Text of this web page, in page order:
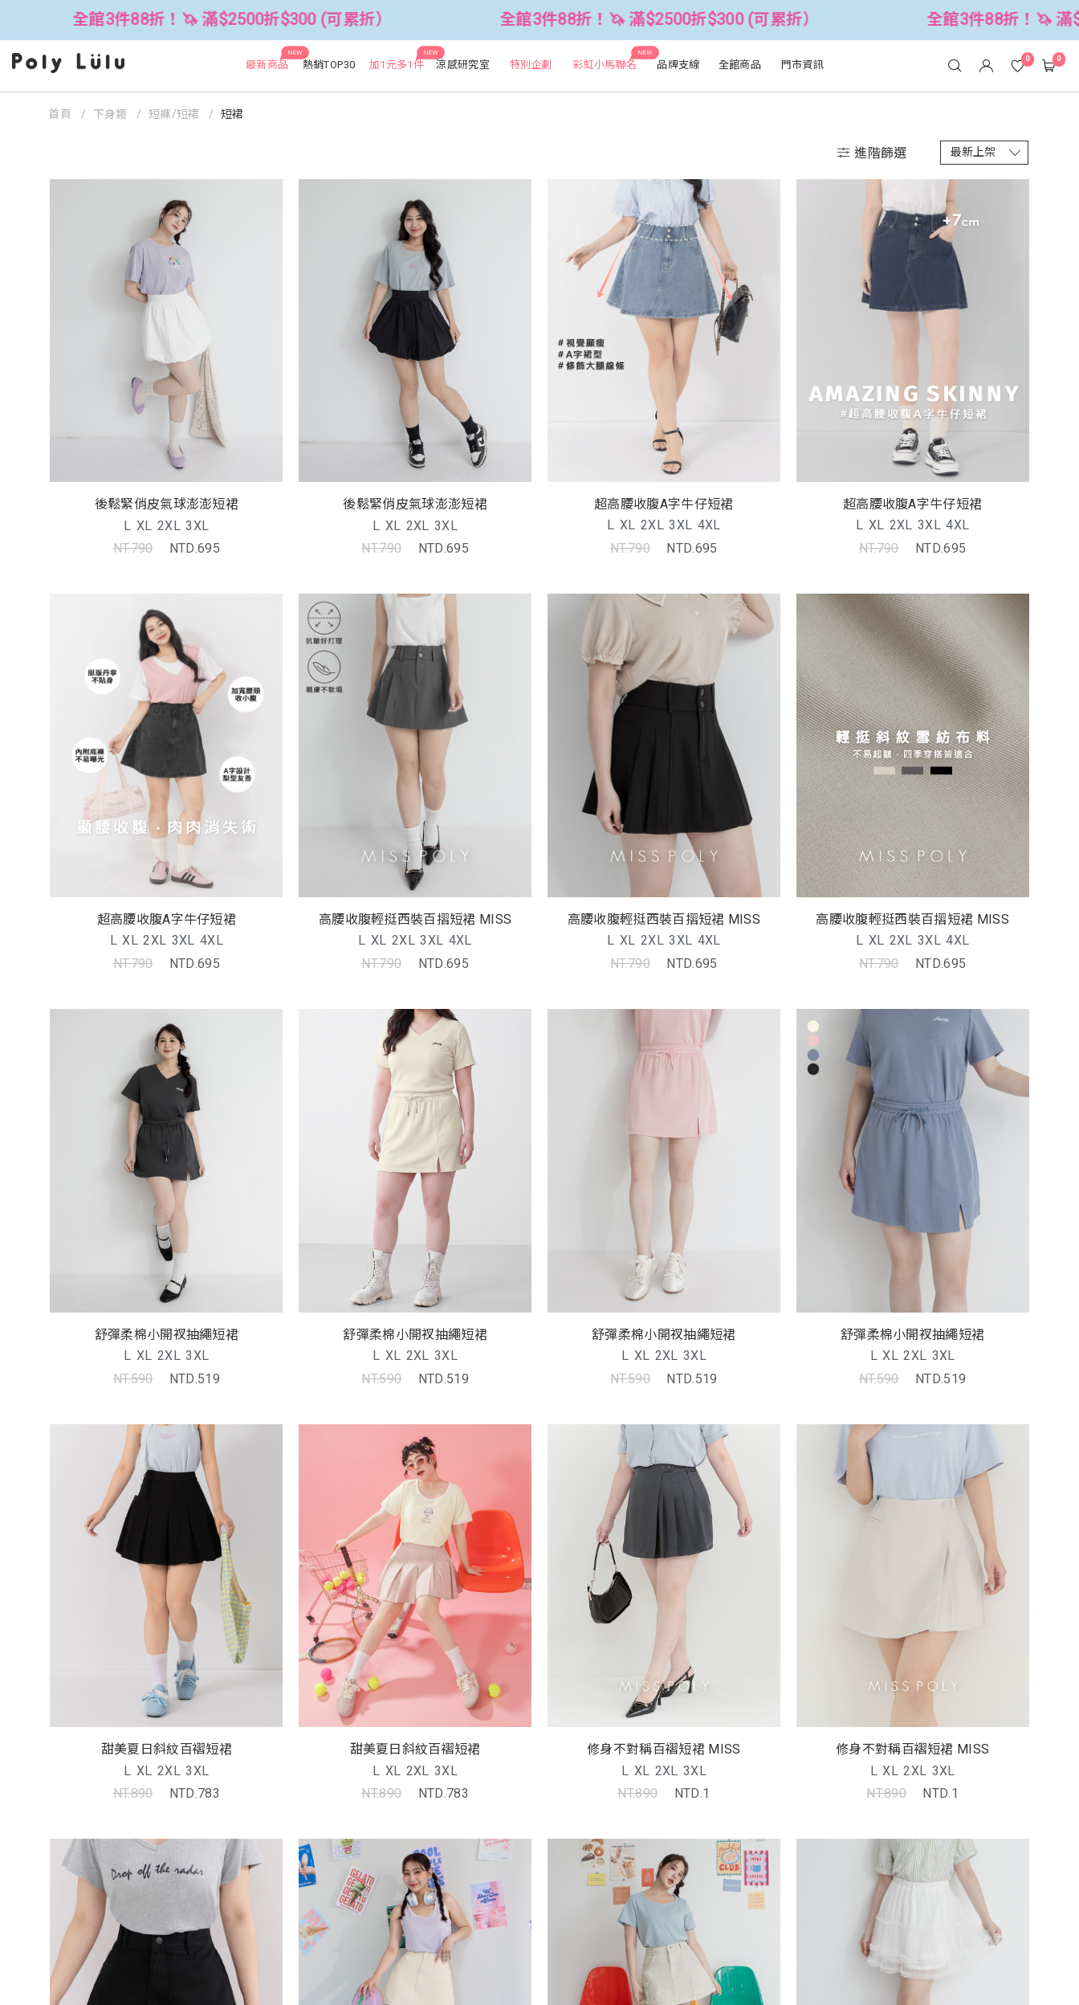
滿$2500折$300 (可累折） 全館3件88折！🦄 滿$2500折$300 (可累折） 全館3件88折！🦄 滿$2500折$300 (可累折）
NEW
最新商品 熱銷TOP30
NEW
加1元多1件 涼感研究室 特別企劃
NEW
彩虹小馬聯名 品牌支線 全館商品 門市資訊 0 0
首頁 下身類 短褲/短裙 短裙
進階篩選
後鬆緊俏皮氣球澎澎短裙
L XL 2XL 3XL
NT.790
NTD.695
後鬆緊俏皮氣球澎澎短裙
L XL 2XL 3XL
NT.790
NTD.695
超高腰收腹A字牛仔短裙
L XL 2XL 3XL 4XL
NT.790
NTD.695
超高腰收腹A字牛仔短裙
L XL 2XL 3XL 4XL
NT.790
NTD.695
超高腰收腹A字牛仔短裙
L XL 2XL 3XL 4XL
NT.790
NTD.695
高腰收腹輕挺西裝百摺短裙 MISS
L XL 2XL 3XL 4XL
NT.790
NTD.695
高腰收腹輕挺西裝百摺短裙 MISS
L XL 2XL 3XL 4XL
NT.790
NTD.695
高腰收腹輕挺西裝百摺短裙 MISS
L XL 2XL 3XL 4XL
NT.790
NTD.695
舒彈柔棉小開衩抽繩短裙
L XL 2XL 3XL
NT.590
NTD.519
舒彈柔棉小開衩抽繩短裙
L XL 2XL 3XL
NT.590
NTD.519
舒彈柔棉小開衩抽繩短裙
L XL 2XL 3XL
NT.590
NTD.519
舒彈柔棉小開衩抽繩短裙
L XL 2XL 3XL
NT.590
NTD.519
甜美夏日斜紋百褶短裙
L XL 2XL 3XL
NT.890
NTD.783
甜美夏日斜紋百褶短裙
L XL 2XL 3XL
NT.890
NTD.783
修身不對稱百褶短裙 MISS
L XL 2XL 3XL
NT.890
NTD.1
修身不對稱百褶短裙 MISS
L XL 2XL 3XL
NT.890
NTD.1